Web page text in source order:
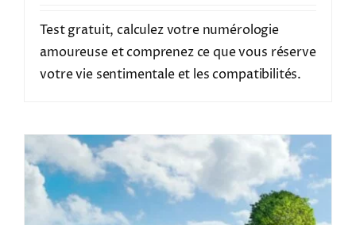
Test gratuit, calculez votre numérologie
amoureuse et comprenez ce que vous réserve
votre vie sentimentale et les compatibilités.